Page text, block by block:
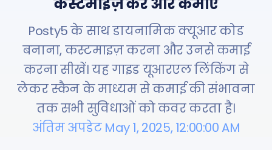
Posty5 के साथ डायनामिक क्यूआर कोड
बनाना, कस्टमाइज़ करना और उनसे कमाई
करना सीखें। यह गाइड यूआरएल लिंकिंग से
लेकर स्कैन के माध्यम से कमाई की संभावना
तक सभी सुविधाओं को कवर करता है।
अंतिम अपडेट May 1, 2025, 12:00:00 AM